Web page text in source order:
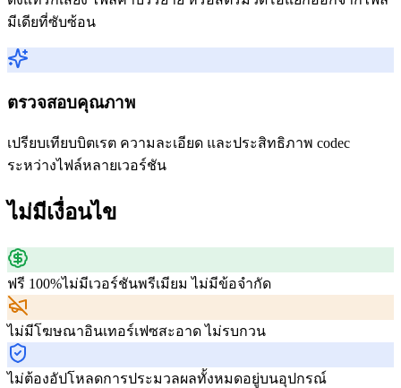
มีเดียที่ซับซ้อน
ตรวจสอบคุณภาพ
เปรียบเทียบบิตเรต ความละเอียด และประสิทธิภาพ codec
ระหว่างไฟล์หลายเวอร์ชัน
ไม่มีเงื่อนไข
ฟรี 100%ไม่มีเวอร์ชันพรีเมียม ไม่มีข้อจำกัด
ไม่มีโฆษณาอินเทอร์เฟซสะอาด ไม่รบกวน
ไม่ต้องอัปโหลดการประมวลผลทั้งหมดอยู่บนอุปกรณ์